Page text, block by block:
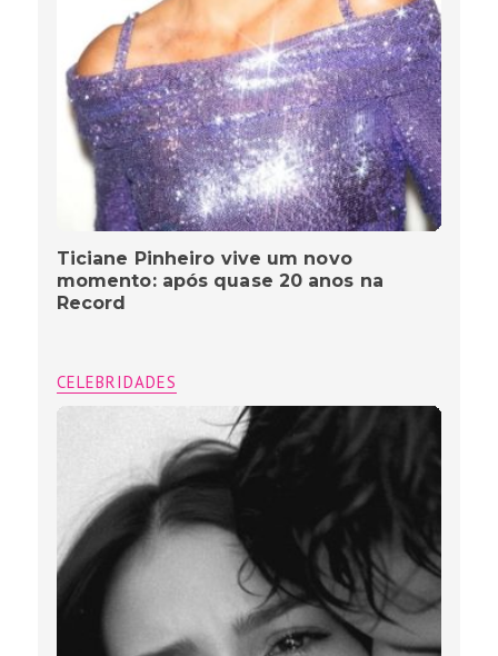
Ticiane Pinheiro vive um novo
momento: após quase 20 anos na
Record
CELEBRIDADES